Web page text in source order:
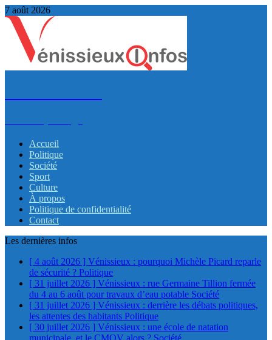
7 août 2026
Accueil
Politique
Société
Sport
Culture
À propos
Politique de confidentialité
Contact
Les dernières infos
[ 4 août 2026 ] Vénissieux : pourquoi Michèle Picard reparle
de sécurité ? Politique
[ 31 juillet 2026 ] Vénissieux : rue Germaine Tillion fermée
du 4 au 6 août pour travaux d’eau potable Société
[ 31 juillet 2026 ] Vénissieux : derrière les débats politiques,
les attentes des habitants Politique
[ 30 juillet 2026 ] Vénissieux : une école de natation
municipale, et le CMOV alors ? Société